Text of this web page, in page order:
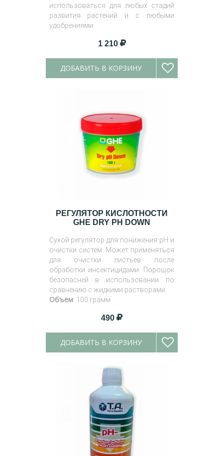
использоваться для любых стадий
развития растений и с любыми
удобрениями.
Объем
1 210
ДОБАВИТЬ В КОРЗИНУ
РЕГУЛЯТОР КИСЛОТНОСТИ
GHE DRY PH DOWN
Сухой регулятор для понижения pH и
очистки систем. Может применяться
для очистки листьев после
обработки инсектицидами. Порошок
безопасней в использовании по
сравнению с жидкими растворами.
Объем: 100 грамм
490
ДОБАВИТЬ В КОРЗИНУ